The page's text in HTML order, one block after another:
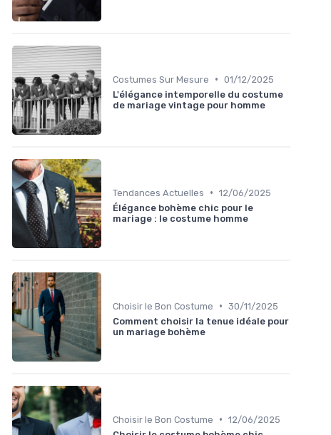
Costumes Sur Mesure • 01/12/2025
L'élégance intemporelle du costume
de mariage vintage pour homme
Tendances Actuelles • 12/06/2025
Élégance bohème chic pour le
mariage : le costume homme
Choisir le Bon Costume • 30/11/2025
Comment choisir la tenue idéale pour
un mariage bohème
Choisir le Bon Costume • 12/06/2025